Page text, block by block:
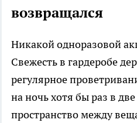
возвращался
Никакой одноразовой
Свежесть в гардеробе
регулярное
на ночь хотя бы раз в
пространство между